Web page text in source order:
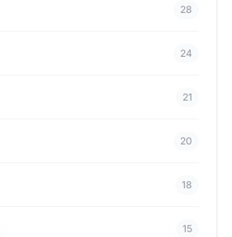
28
24
21
20
18
15